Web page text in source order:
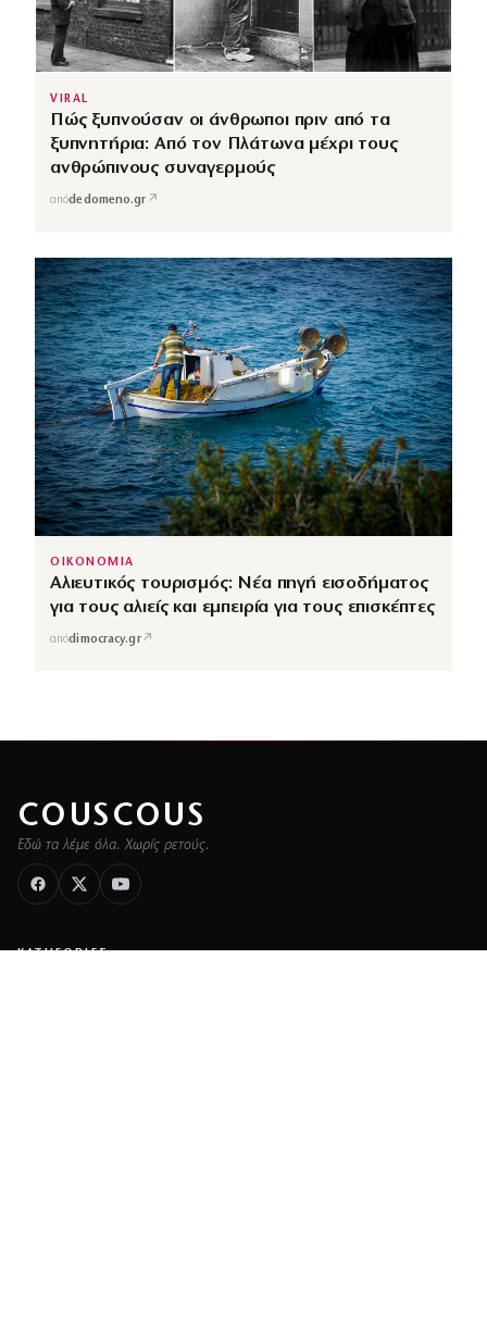
VIRAL
Πώς ξυπνούσαν οι άνθρωποι πριν από τα
ξυπνητήρια: Από τον Πλάτωνα μέχρι τους
ανθρώπινους συναγερμούς
απόdedomeno.gr ↗
ΟΙΚΟΝΟΜΙΑ
Αλιευτικός τουρισμός: Νέα πηγή εισοδήματος
για τους αλιείς και εμπειρία για τους επισκέπτες
απόdimocracy.gr↗
COUSCOUS
Εδώ τα λέμε όλα. Χωρίς ρετούς.
ΚΑΤΗΓΟΡΙΕΣ